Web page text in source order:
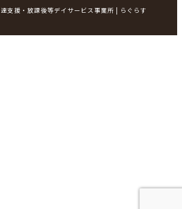
支援・放課後等デイサービス事業所 | らぐらす